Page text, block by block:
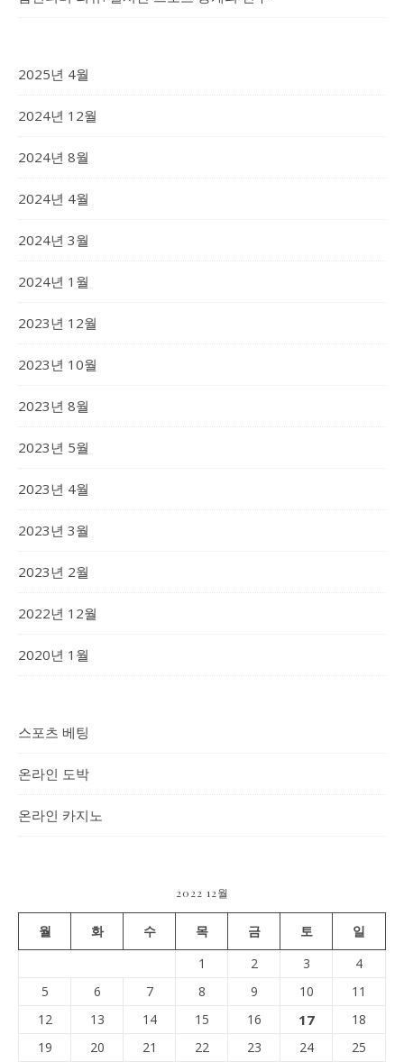
2025년 4월
2024년 12월
2024년 8월
2024년 4월
2024년 3월
2024년 1월
2023년 12월
2023년 10월
2023년 8월
2023년 5월
2023년 4월
2023년 3월
2023년 2월
2022년 12월
2020년 1월
스포츠 베팅
온라인 도박
온라인 카지노
2022 12월
월 화 수 목 금 토
일
1
2 3
4
5
6 7 8 9 10
11
12
13 14 15 16 17
18
19
20 21 22 23 24 25